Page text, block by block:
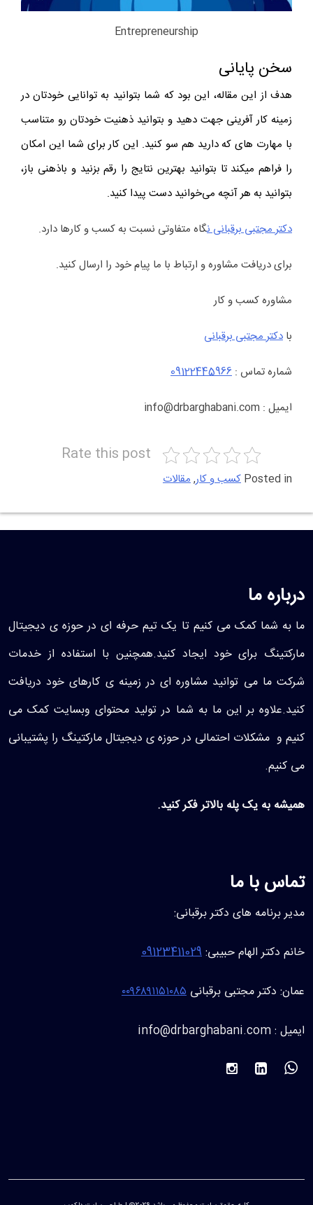
Entrepreneurship
سخن پایانی
هدف از این مقاله، این بود که شما بتوانید به توانایی خودتان در
زمینه کار آفرینی جهت دهید و بتوانید ذهنیت خودتان رو متناسب
با مهارت های که دارید هم سو کنید. این کار برای شما این امکان
را فراهم میکند تا بتوانید بهترین نتایج را رقم بزنید و باذهنی باز،
بتوانید به هر آنچه می‌خوانید دست پیدا کنید.
دکتر مجتبی برقبانی نگاه متفاوتی نسبت به کسب و کارها دارد.
برای دریافت مشاوره و ارتباط با ما پیام خود را ارسال کنید.
مشاوره کسب و کار
با دکتر مجتبی برقبانی
شماره تماس : 09122445966
ایمیل : info@drbarghabani.com
Rate this post
Posted in کسب و کار,مقالات
درباره ما
ما به شما کمک می کنیم تا یک تیم حرفه ای در حوزه ی دیجیتال
مارکتینگ برای خود ایجاد کنید.همچنین با استفاده از خدمات
شرکت ما می توانید مشاوره ای در زمینه ی کارهای خود دریافت
کنید.علاوه بر این ما به شما در تولید محتوای وبسایت کمک می
کنیم و مشکلات احتمالی در حوزه ی دیجیتال مارکتینگ را پشتیبانی
می کنیم.
همیشه به یک پله بالاتر فکر کنید.
تماس با ما
مدیر برنامه های دکتر برقبانی:
خانم دکتر الهام حبیبی:09123411029
عمان: دکتر مجتبی برقبانی ۰۰۹۶۸۹۱۱۵۱۰۸۵
ایمیل : info@drbarghabani.com